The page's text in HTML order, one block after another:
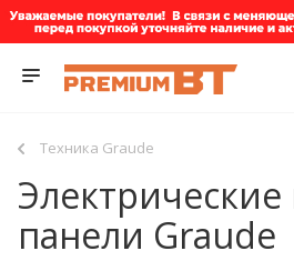
Техника Graude
панели Graude